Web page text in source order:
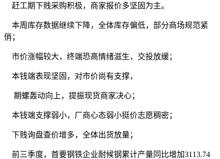
赶工期下贱采购积极，商家报价多坚固为主。
本周库存数据继续下降，全体库存偏低，部分商场规范紧
俏；
市价涨幅较大，终端恐高情绪滋生，交投放缓；
本钱端表现坚固，对市价尚有支撑，
期螺轰动向上，提振现货商家决心；
本钱端支撑弱小，厂商心态弱小挺价志愿稠密；
下贱询盘查价增多，全体出货放量；
前三季度，首要钢铁企业耐候钢累计产量同比增加3113.74